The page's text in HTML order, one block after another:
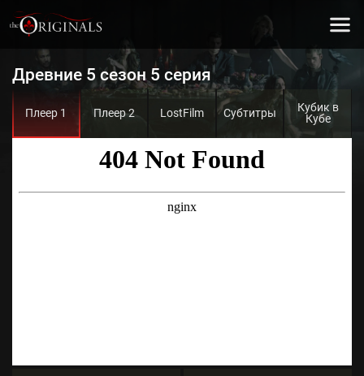
Древние 5 сезон 5 серия
Плеер 1 Плеер 2 LostFilm Субтитры
Кубик в
Кубе